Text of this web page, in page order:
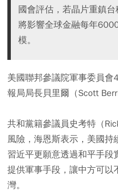
國會評估，若晶片重鎮
將影響全球金融每年
模。
美國聯邦參議院軍事委員
報局局長貝里爾（Scott
共和黨籍參議員史考特（
風險，海恩斯表示，美國
習近平更願意透過和平手段
提供軍事手段，讓中方可以
灣。